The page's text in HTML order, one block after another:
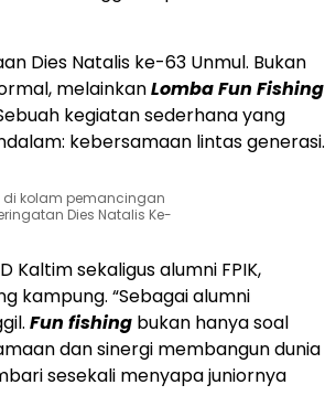
Dies Natalis ke-63 Unmul. Bukan
melainkanLomba Fun Fishing
kegiatan sederhana yang
kebersamaan lintas generasi.
di kolam pemancingan
Dies Natalis Ke-
Kaltim sekaligus alumni FPIK,
kampung. “Sebagai alumni
Fun fishing bukan hanya soal
dan sinergi membangun dunia
sesekali menyapa juniornya